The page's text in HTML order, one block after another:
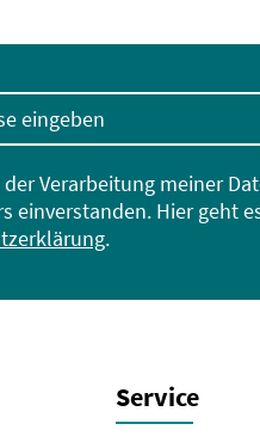
Verarbeitung meiner
einverstanden. Hier geht
.
Service